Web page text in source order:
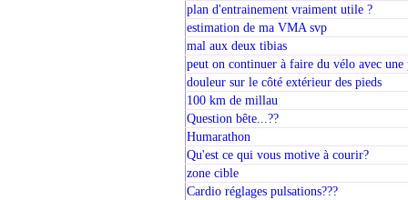
plan d'entrainement vraiment utile ?
estimation de ma VMA svp
mal aux deux tibias
peut on continuer à faire du vélo avec une
douleur sur le côté extérieur des pieds
100 km de millau
Question bête...??
Humarathon
Qu'est ce qui vous motive à courir?
zone cible
Cardio réglages pulsations???